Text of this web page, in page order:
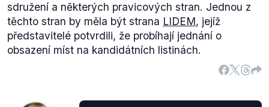
sdružení a některých pravicových stran. Jednou z
těchto stran by měla být strana LIDEM, jejíž
představitelé potvrdili, že probíhají jednání o
obsazení míst na kandidátních listinách.